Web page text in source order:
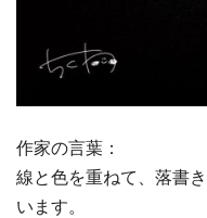
作家の言葉：
線と色を重ねて、落書
います。